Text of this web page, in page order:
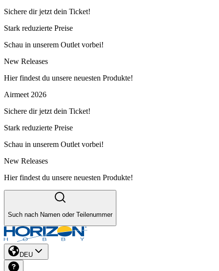
Sichere dir jetzt dein Ticket!
Stark reduzierte Preise
Schau in unserem Outlet vorbei!
New Releases
Hier findest du unsere neuesten Produkte!
Airmeet 2026
Sichere dir jetzt dein Ticket!
Stark reduzierte Preise
Schau in unserem Outlet vorbei!
New Releases
Hier findest du unsere neuesten Produkte!
Such nach Namen oder Teilenummer
DEU